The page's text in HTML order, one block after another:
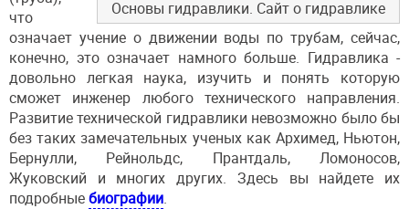
Основы гидравлики. Сайт о гидравлике
что
означает учение о движении воды по трубам, сейчас,
конечно, это означает намного больше. Гидравлика -
довольно легкая наука, изучить и понять которую
сможет инженер любого технического направления.
Развитие технической гидравлики невозможно было бы
без таких замечательных ученых как Архимед, Ньютон,
Бернулли, Рейнольдс, Прантдаль, Ломоносов,
Жуковский и многих других. Здесь вы найдете их
подробныебиографии.